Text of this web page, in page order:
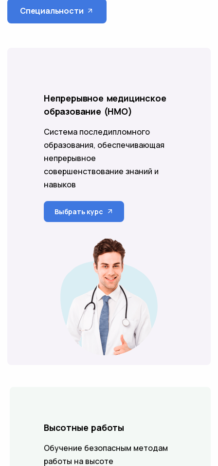
Специальности
Непрерывное медицинское
образование (НМО)
Cистема последипломного
образования, обеспечивающая
непрерывное
совершенствование знаний и
навыков
Выбрать курс
Высотные работы
Обучение безопасным методам
работы на высоте